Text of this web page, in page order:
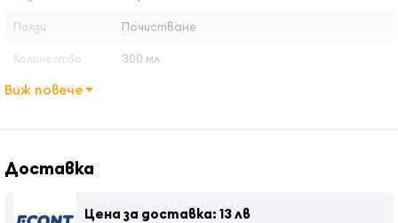
Ползи Почистване
Количество 300 мл
Виж повече
Доставка
Цена за доставка: 13 лв